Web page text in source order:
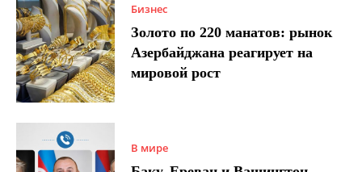
Бизнес
Золото по 220 манатов: рынок
Азербайджана реагирует на
мировой рост
В мире